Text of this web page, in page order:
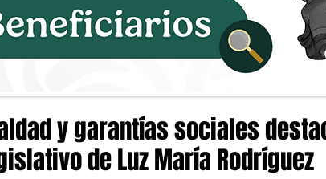
y garantías sociales
de Luz María Rodríguez